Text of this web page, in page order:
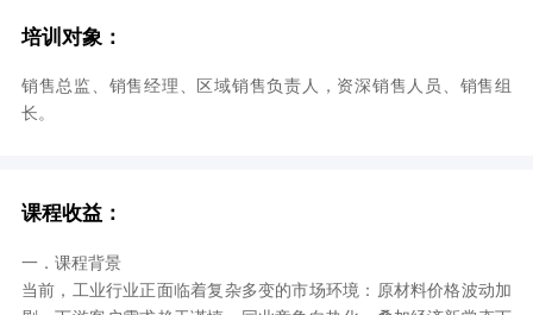
培训对象：
销售总监、销售经理、区域销售负责人，资深销售人员、销售组
长。
课程收益：
一．课程背景
当前，工业行业正面临着复杂多变的市场环境：原材料价格波动加